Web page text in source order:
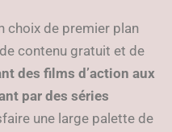
choix de premier plan
contenu gratuit et de
des films d’action aux
par des séries
une large palette de